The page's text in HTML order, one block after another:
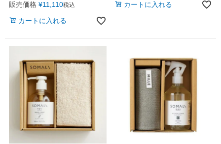
販売価格 ¥11,110税込
カートに入れる
カートに入れる